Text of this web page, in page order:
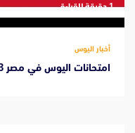
‫1 دقيقة للقراءة
أخبار اليوس
امتحانات اليوس في مصر 2023